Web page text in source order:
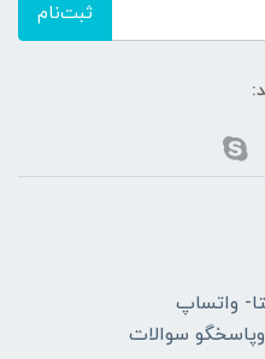
ثبت‌نام
واتساپ
ارسال وپاسخگو سوالات